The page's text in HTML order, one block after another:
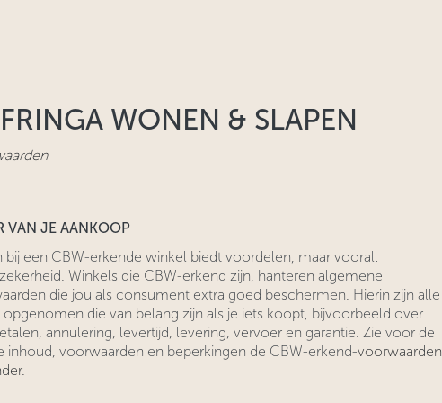
WONEN & SLAPEN
VAN JE AANKOOP
bij een CBW-erkende winkel biedt voordelen, maar vooral:
Winkels die CBW-erkend zijn, hanteren algemene
​die jou als consument extra goed beschermen. Hierin zijn alle
​opgenomen die van belang zijn als je iets koopt, bijvoorbeeld over
annulering, levertijd, levering, vervoer en garantie. Zie voor ​de
inhoud, voorwaarden en beperkingen de CBW-erkend-voorwaarden